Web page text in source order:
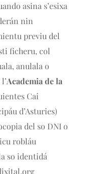
asina s’esixa
nin
previu del
ficheru, col
anulala o
Academia de la
Cai
d’Asturies)
del so DNI o
robláu
so identidá